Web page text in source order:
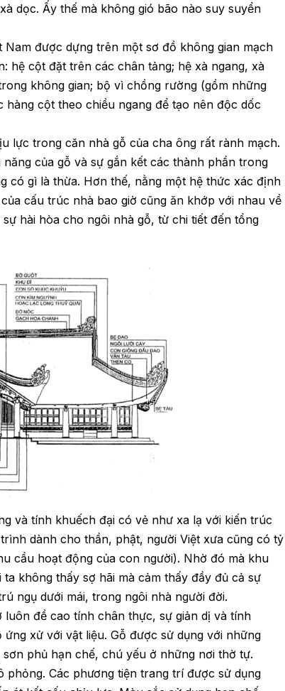
dọc. Ấy thế mà không gió bão nào suy suyển
được dựng trên một sơ đồ không gian mạch
hệ cột đặt trên các chân tảng; hệ xà ngang, xà
không gian; bộ vì chồng rường (gồm những
cột theo chiều ngang để tạo nên độc dốc
lực trong căn nhà gỗ của cha ông rất rành mạch.
của gỗ và sự gắn kết các thành phần trong
có gì là thừa. Hơn thế, nằng một hệ thức xác định
cấu trúc nhà bao giờ cũng ăn khớp với nhau về
hài hòa cho ngôi nhà gỗ, từ chi tiết đến tổng
và tính khuếch đại có vẻ như xa lạ với kiến trúc
dành cho thần, phật, người Việt xưa cũng có tỷ
cầu hoạt động của con người). Nhờ đó mà khu
không thấy sợ hãi mà cảm thấy đầy đủ cả sự
ngụ dưới mái, trong ngôi nhà người đời.
đề cao tính chân thực, sự giản dị và tính
xử với vật liệu. Gỗ được sử dụng với những
phủ hạn chế, chú yếu ở những nơi thờ tự.
Các phương tiện trang trí được sử dụng